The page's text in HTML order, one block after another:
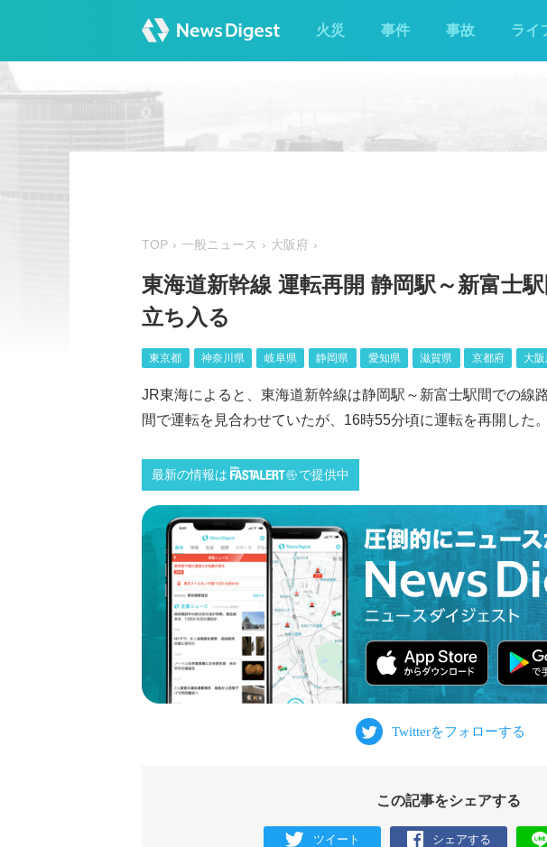
火災 事件 事故 ライ
TOP 一般ニュース 大阪府
東海道新幹線 運転再開 静岡駅～新富士
立ち入る
東京都 神奈川県 岐阜県 静岡県 愛知県 滋賀県 京都府 大
JR東海によると、東海道新幹線は静岡駅～新富士駅間での線
間で運転を見合わせていたが、16時55分頃に運転を再開した
最新の情報は で提供中
この記事をシェアする
ツイート シェアする